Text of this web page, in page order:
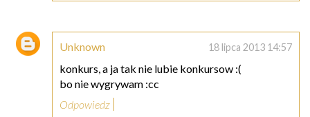
Unknown 18 lipca 2013 14:57
konkurs, a ja tak nie lubie konkursow :(
bo nie wygrywam :cc
Odpowiedz